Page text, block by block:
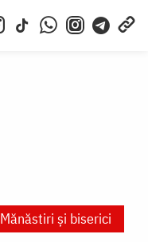
Mănăstiri și biserici